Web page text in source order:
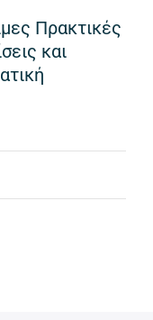
Πρακτικές
και